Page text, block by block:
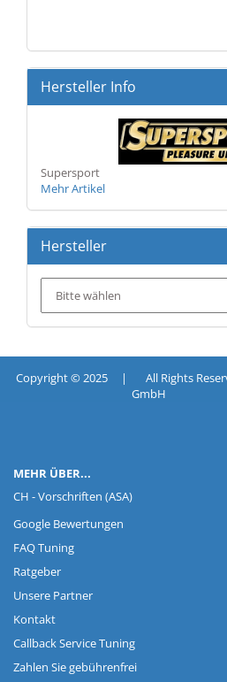
EIN.
Hersteller Info
Supersport
Mehr Artikel
Hersteller
Copyright © 2025 | All Rights
GmbH
MEHR ÜBER...
CH - Vorschriften (ASA)
Google Bewertungen
FAQ Tuning
Ratgeber
Unsere Partner
Kontakt
Callback Service Tuning
Zahlen Sie gebührenfrei